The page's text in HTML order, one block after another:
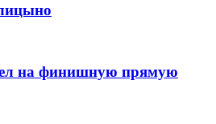
на финишную прямую